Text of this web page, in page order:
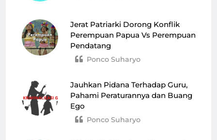
Jerat Patriarki Dorong Konflik
Perempuan Papua Vs Perempuan
Pendatang
Ponco Suharyo
Jauhkan Pidana Terhadap Guru,
Pahami Peraturannya dan Buang
Ego
Ponco Suharyo